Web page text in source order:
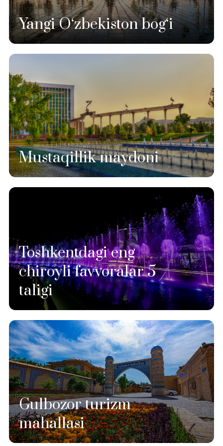
Yangi O‘zbekiston bog‘i
Mustaqillik maydoni
Toshkentdagi eng
chiroyli favvoralar 5
taligi
Gulbozor turizm
mahallasi